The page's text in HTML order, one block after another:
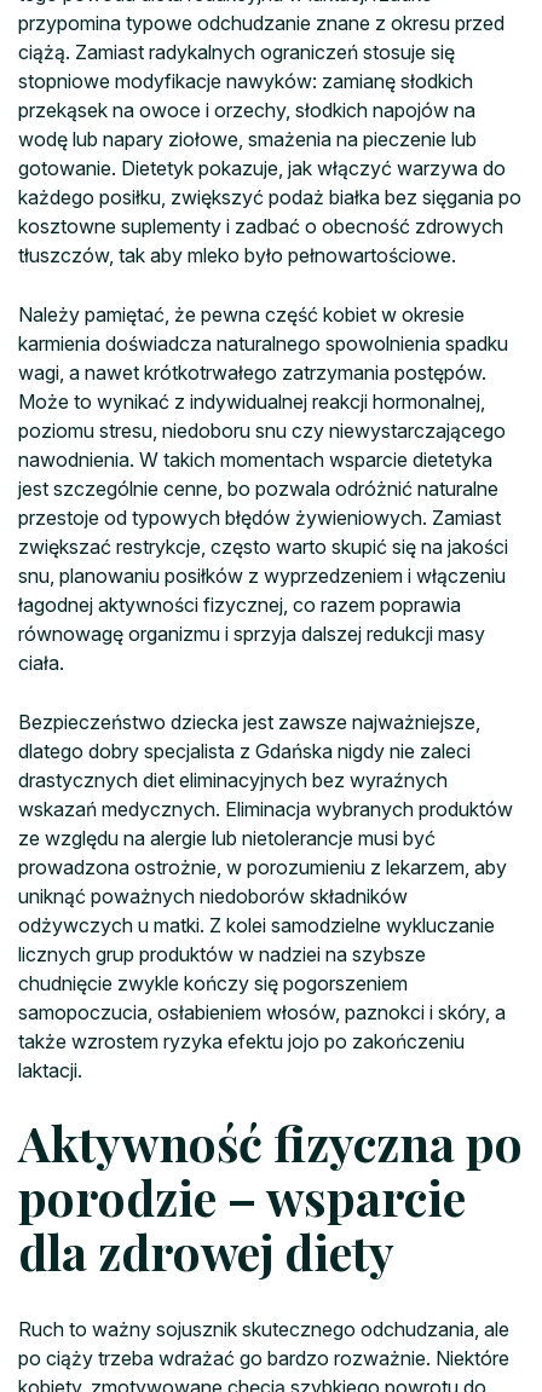
przypomina typowe odchudzanie znane z okresu przed
ciążą. Zamiast radykalnych ograniczeń stosuje się
stopniowe modyfikacje nawyków: zamianę słodkich
przekąsek na owoce i orzechy, słodkich napojów na
wodę lub napary ziołowe, smażenia na pieczenie lub
gotowanie. Dietetyk pokazuje, jak włączyć warzywa do
każdego posiłku, zwiększyć podaż białka bez sięgania po
kosztowne suplementy i zadbać o obecność zdrowych
tłuszczów, tak aby mleko było pełnowartościowe.
Należy pamiętać, że pewna część kobiet w okresie
karmienia doświadcza naturalnego spowolnienia spadku
wagi, a nawet krótkotrwałego zatrzymania postępów.
Może to wynikać z indywidualnej reakcji hormonalnej,
poziomu stresu, niedoboru snu czy niewystarczającego
nawodnienia. W takich momentach wsparcie dietetyka
jest szczególnie cenne, bo pozwala odróżnić naturalne
przestoje od typowych błędów żywieniowych. Zamiast
zwiększać restrykcje, często warto skupić się na jakości
snu, planowaniu posiłków z wyprzedzeniem i włączeniu
łagodnej aktywności fizycznej, co razem poprawia
równowagę organizmu i sprzyja dalszej redukcji masy
ciała.
Bezpieczeństwo dziecka jest zawsze najważniejsze,
dlatego dobry specjalista z Gdańska nigdy nie zaleci
drastycznych diet eliminacyjnych bez wyraźnych
wskazań medycznych. Eliminacja wybranych produktów
ze względu na alergie lub nietolerancje musi być
prowadzona ostrożnie, w porozumieniu z lekarzem, aby
uniknąć poważnych niedoborów składników
odżywczych u matki. Z kolei samodzielne wykluczanie
licznych grup produktów w nadziei na szybsze
chudnięcie zwykle kończy się pogorszeniem
samopoczucia, osłabieniem włosów, paznokci i skóry, a
także wzrostem ryzyka efektu jojo po zakończeniu
laktacji.
Aktywność fizyczna po
porodzie – wsparcie
dla zdrowej diety
Ruch to ważny sojusznik skutecznego odchudzania, ale
po ciąży trzeba wdrażać go bardzo rozważnie. Niektóre